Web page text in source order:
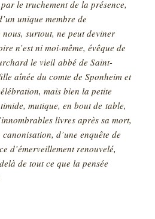
le truchement de la présence,
unique membre de
nous, surtout, ne peut deviner
n’est ni moi-même, évêque de
le vieilabbé de Saint-
aînée du comte de Sponheim et
mais bien la petite
mutique, en bout detable,
livres après sa mort,
canonisation, d’une enquête de
d’émerveillement renouvelé,
de tout ce que la pensée